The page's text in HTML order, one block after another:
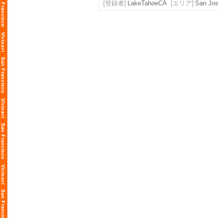
[登録者] LakeTahoeCA [エリア] San